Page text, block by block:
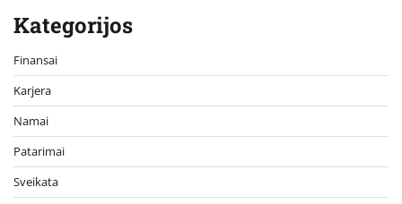
Kategorijos
Finansai
Karjera
Namai
Patarimai
Sveikata